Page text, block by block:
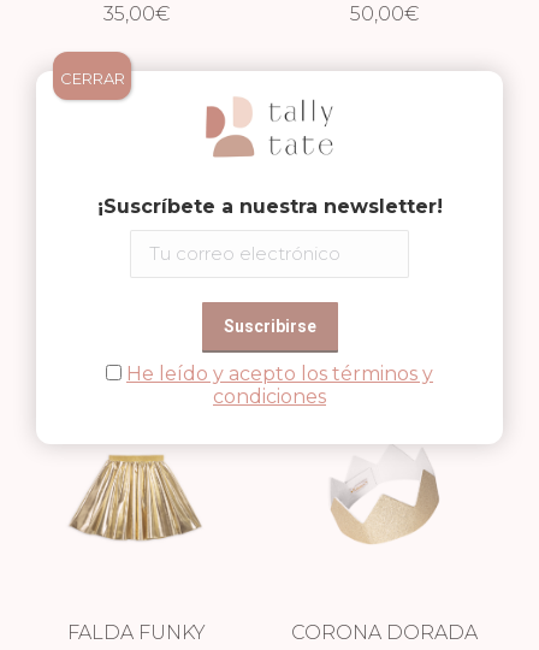
MULTICOLOR
35,00€ 50,00€
FALDA FUNKY
FALDA FUNKY
CORONA DORADA
¡Suscríbete a nuestra newsletter!
He leído y acepto los términos y
condiciones
CERRAR